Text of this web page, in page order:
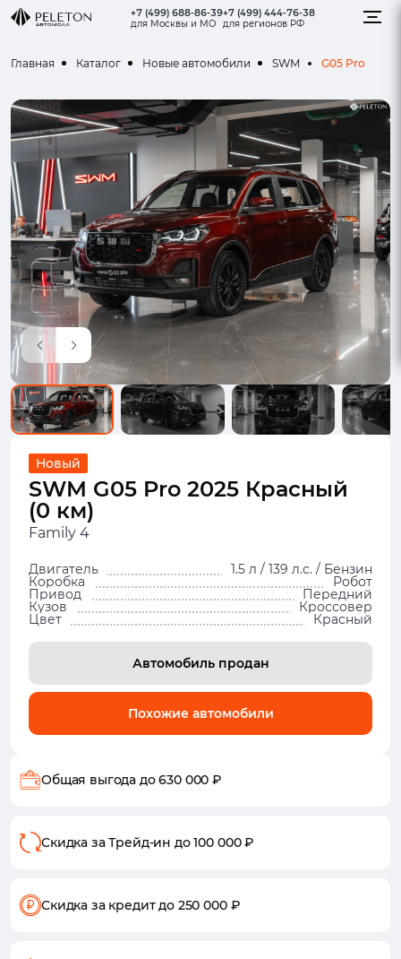
+7 (499) 688-86-39
для Москвы и МО
+7 (499) 444-76-38
для регионов РФ
Главная Каталог Новые автомобили SWM G05 Pro
Новый
SWM G05 Pro 2025 Красный
(0 км)
Family 4
Двигатель 1.5 л / 139 л.с. / Бензин
Коробка Робот
Привод Передний
Кузов Кроссовер
Цвет Красный
Автомобиль продан
Похожие автомобили
Общая выгода до 630 000 ₽
Скидка за Трейд-ин до 100 000 ₽
Скидка за кредитдо 250 000 ₽